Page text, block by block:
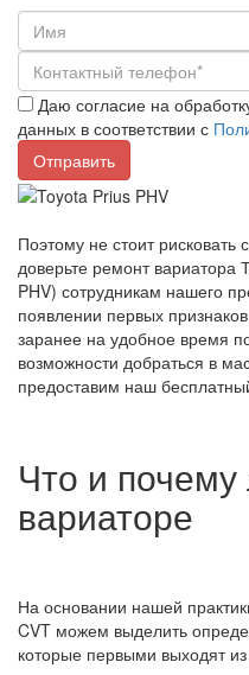
Даю согласие на
данных в соответствии с
Поэтому не стоит рисковать
доверьте ремонт
PHV) сотрудникам нашего
появлении первых
заранее на удобное время
возможности добраться в
предоставим наш
Что и
вариаторе
На основании нашей
CVT можем выделить
которые первыми выходят из